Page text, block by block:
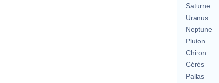
Saturne
Uranus
Neptune
Pluton
Chiron
Cérès
Pallas